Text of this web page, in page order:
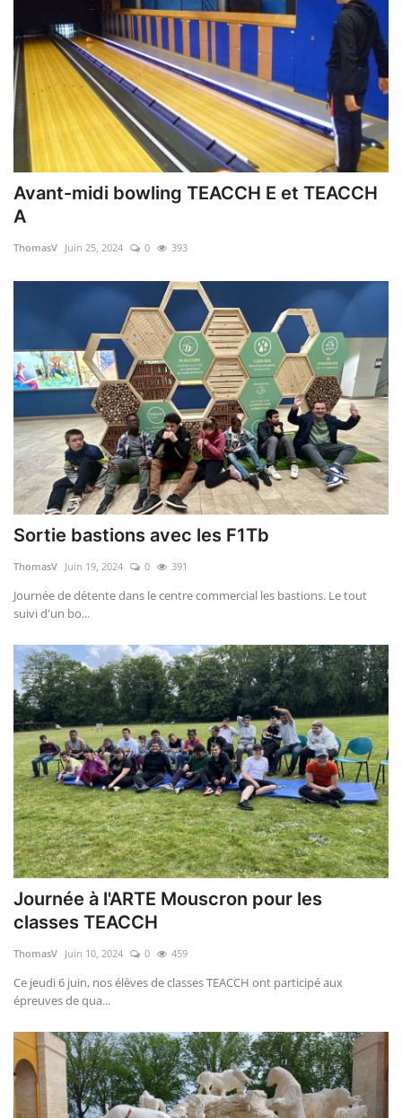
Avant-midi bowling TEACCH E et TEACCH
A
ThomasV Juin 25, 2024 0 393
Sortie bastions avec les F1Tb
ThomasV Juin 19, 2024 0 391
Journée de détente dans le centre commercial les bastions. Le tout
suivi d'un bo...
Journée à l'ARTE Mouscron pour les
classes TEACCH
ThomasV Juin 10, 2024 0 459
Ce jeudi 6 juin, nos élèves de classes TEACCH ont participé aux
épreuves de qua...